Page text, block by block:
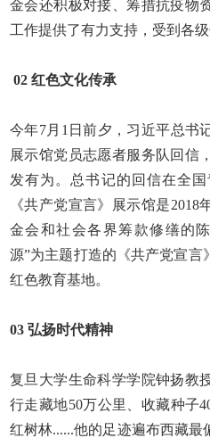
金会还积极对接、筹措抗疫物
工作提供了有力支持，受到各级
02 红色文化传承
今年7月 1 日前夕，习近平总书
展示馆党员志愿者服务队回信
发有为。总书记的回信在全国
《共产党宣言》展示馆是2018
金会和社会各界筹款修缮的
源”为主题打造的《共产党宣言
红色教育基地。
03 弘扬时代精神
复旦大学生命科学学院钟扬教
行走藏地50万公里、收藏种子
红树林......他的足迹遍布西藏最